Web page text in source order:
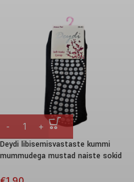
Deydi libisemisvastaste kummi
mummudega mustad naiste sokid